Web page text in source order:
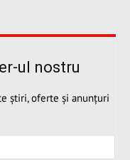
ul nostru
știri, oferte și anunțuri